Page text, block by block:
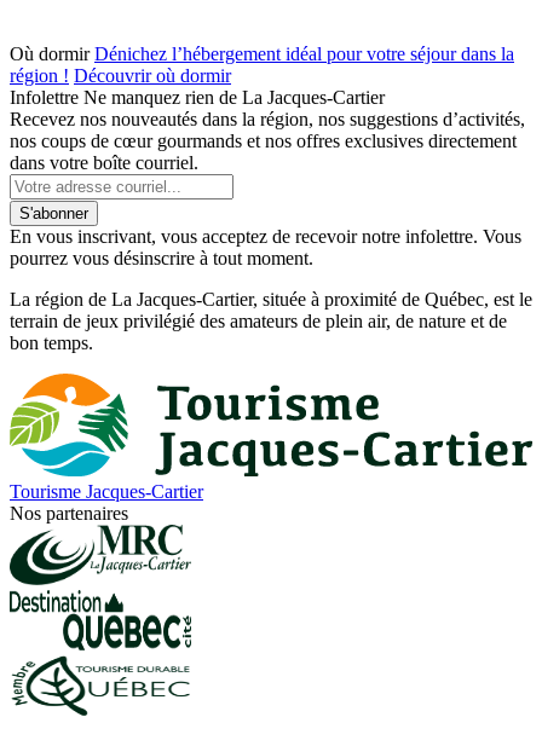
Où dormir Dénichez l’hébergement idéal pour votre séjour dans la
région ! Découvrir où dormir
Infolettre Ne manquez rien de La Jacques-Cartier
Recevez nos nouveautés dans la région, nos suggestions d’activités,
nos coups de cœur gourmands et nos offres exclusives directement
dans votre boîte courriel.
S'abonner
En vous inscrivant, vous acceptez de recevoir notre infolettre. Vous
pourrez vous désinscrire à tout moment.
La région de La Jacques-Cartier, située à proximité de Québec, est le
terrain de jeux privilégié des amateurs de plein air, de nature et de
bon temps.
Tourisme Jacques-Cartier
Nos partenaires